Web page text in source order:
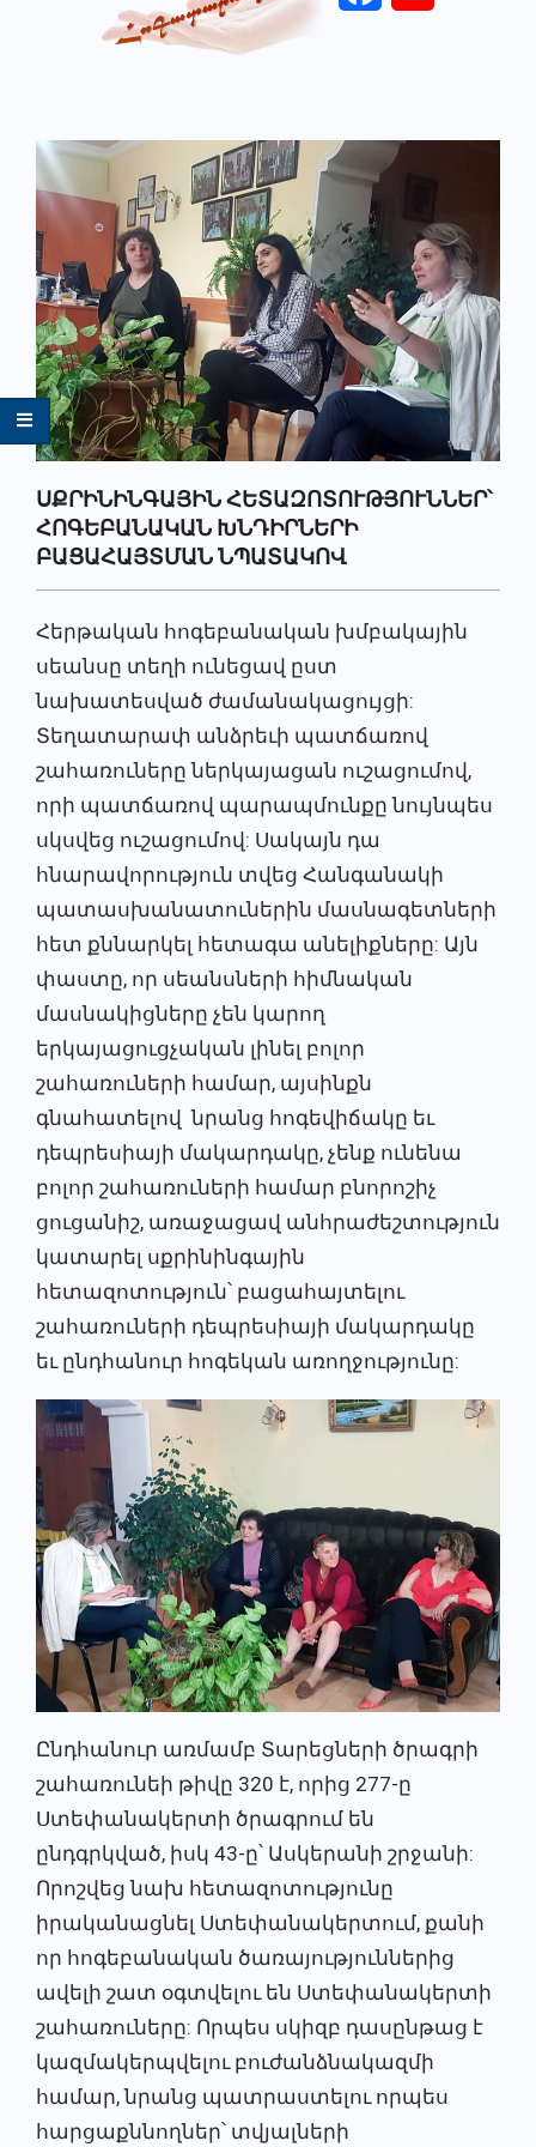
Navigation
Menu
ՍՔՐԻՆԻՆԳԱՅԻՆ ՀԵՏԱԶՈՏՈՒԹՅՈՒՆՆԵՐ՝
ՀՈԳԵԲԱՆԱԿԱՆ ԽՆԴԻՐՆԵՐԻ
ԲԱՑԱՀԱՅՏՄԱՆ ՆՊԱՏԱԿՈՎ
Հերթական հոգեբանական խմբակային
սեանսը տեղի ունեցավ ըստ
նախատեսված ժամանակացույցի:
Տեղատարափ անձրեւի պատճառով
շահառուները ներկայացան ուշացումով,
որի պատճառով պարապմունքը նույնպես
սկսվեց ուշացումով: Սակայն դա
հնարավորություն տվեց Հանգանակի
պատասխանատուներին մասնագետների
հետ քննարկել հետագա անելիքները: Այն
փաստը, որ սեանսների հիմնական
մասնակիցները չեն կարող
երկայացուցչական լինել բոլոր
շահառուների համար, այսինքն
գնահատելով նրանց հոգեվիճակը եւ
դեպրեսիայի մակարդակը, չենք ունենա
բոլոր շահառուների համար բնորոշիչ
ցուցանիշ, առաջացավ անհրաժեշտություն
կատարել սքրինինգային
հետազոտություն՝ բացահայտելու
շահառուների դեպրեսիայի մակարդակը
եւ ընդհանուր հոգեկան առողջությունը:
Ընդհանուր առմամբ Տարեցների ծրագրի
շահառունեի թիվը 320 է, որից 277-ը
Ստեփանակերտի ծրագրում են
ընդգրկված, իսկ 43-ը՝ Ասկերանի շրջանի:
Որոշվեց նախ հետազոտությունը
իրականացնել Ստեփանակերտում, քանի
որ հոգեբանական ծառայություններից
ավելի շատ օգտվելու են Ստեփանակերտի
շահառուները: Որպես սկիզբ դասընթաց է
կազմակերպվելու բուժանձնակազմի
համար, նրանց պատրաստելու որպես
հարցաքննողներ՝ տվյալների